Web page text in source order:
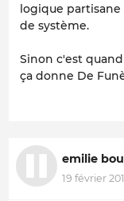
logique
de système.
Sinon c'est
ça donne De
emilie
19 février